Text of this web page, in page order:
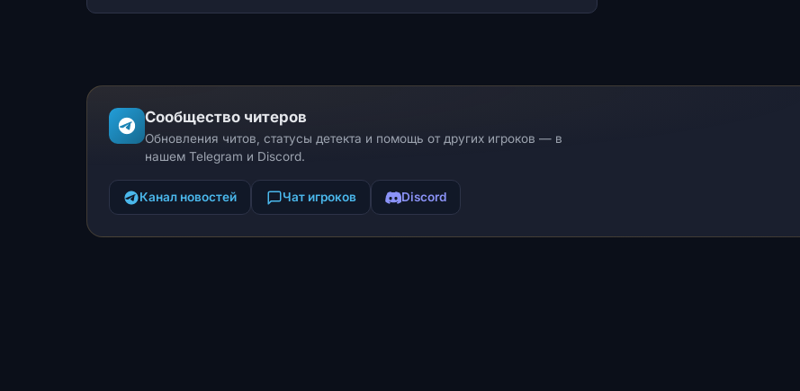
Сообщество читеров
Обновления читов, статусы детекта и помощь от других игроков — в
нашем Telegram и Discord.
Канал новостей Чат игроков Discord